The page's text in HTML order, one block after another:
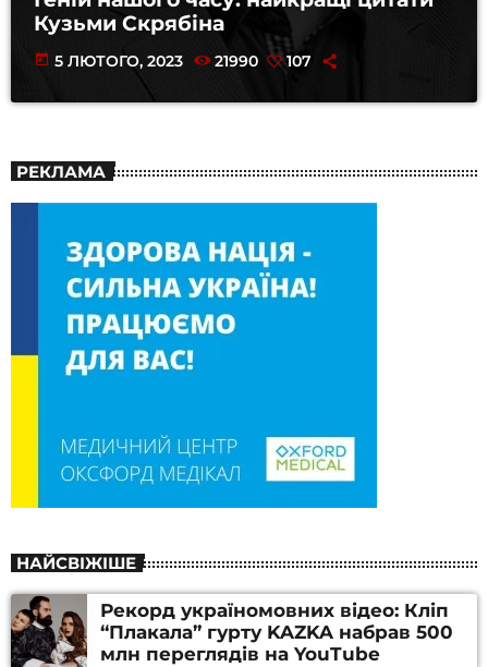
Кузьми Скрябіна
today 5 ЛЮТОГО, 2023 21990 107
РЕКЛАМА
НАЙСВІЖІШЕ
Рекорд україномовних відео: Кліп
“Плакала” гурту KAZKA набрав 500
млн переглядів на YouTube